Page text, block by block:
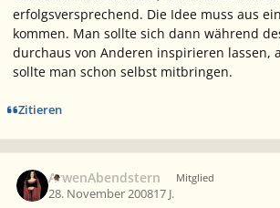
erfolgsversprechend. Die Idee muss aus
kommen. Man sollte sich dann während
durchaus von Anderen inspirieren lassen,
sollte man schon selbst mitbringen.
Zitieren
ArwenAbendstern Mitglied
28. November 200817 J.